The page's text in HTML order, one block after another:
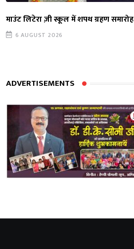
माउंट लिटेरा ज़ी स्कूल में शपथ ग्रहण समारोह
6 AUGUST 2026
ADVERTISEMENTS